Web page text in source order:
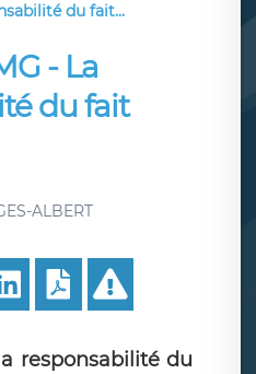
du fait...
- La
du fait
ALBERT
responsabilité du